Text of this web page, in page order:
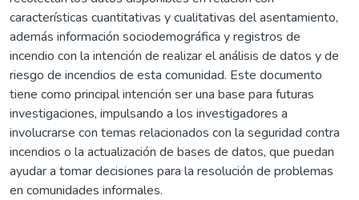
características cuantitativas y cualitativas del asentamiento,
además información sociodemográfica y registros de
incendio con la intención de realizar el análisis de datos y de
riesgo de incendios de esta comunidad. Este documento
tiene como principal intención ser una base para futuras
investigaciones, impulsando a los investigadores a
involucrarse con temas relacionados con la seguridad contra
incendios o la actualización de bases de datos, que puedan
ayudar a tomar decisiones para la resolución de problemas
en comunidades informales.